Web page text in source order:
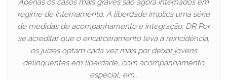
Apenas os casos mais graves são agora internados em
regime de internamento. A liberdade implica uma série
de medidas de acompanhamento e integração. DR Por
se acreditar que o encarceramento leva à reincidência,
os juízes optam cada vez mais por deixar jovens
delinquentes em liberdade, com acompanhamento
especial, em…